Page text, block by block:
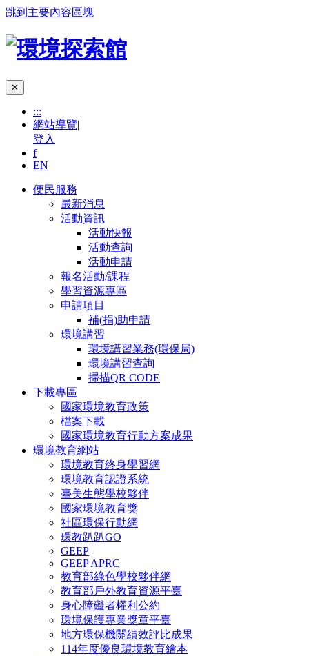
跳到主要內容區塊
✕
:::
網站導覽|
登入
f
EN
便民服務
最新消息
活動資訊
活動快報
活動查詢
活動申請
報名活動/課程
學習資源專區
申請項目
補(捐)助申請
環境講習
環境講習業務(環保局)
環境講習查詢
掃描QR CODE
下載專區
國家環境教育政策
檔案下載
國家環境教育行動方案成果
環境教育網站
環境教育終身學習網
環境教育認證系統
臺美生態學校夥伴
國家環境教育獎
社區環保行動網
環教趴趴GO
GEEP
GEEP APRC
教育部綠色學校夥伴網
教育部戶外教育資源平臺
身心障礙者權利公約
環境保護專業獎章平臺
地方環保機關績效評比成果
114年度優良環境教育繪本